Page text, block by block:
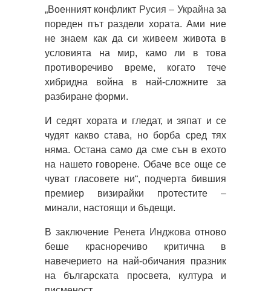
„Военният конфликт Русия – Украйна за
пореден път раздели хората. Ами ние
не знаем как да си живеем живота в
условията на мир, камо ли в това
противоречиво време, когато тече
хибридна война в най-сложните за
разбиране форми.
И седят хората и гледат, и зяпат и се
чудят какво става, но борба сред тях
няма. Остана само да сме сън в ехото
на нашето говорене. Обаче все още се
чуват гласовете ни“, подчерта бившия
премиер визирайки протестите –
минали, настоящи и бъдещи.
В заключение Ренета Инджова отново
беше красноречиво критична в
навечерието на най-обичания празник
на българската просвета, култура и